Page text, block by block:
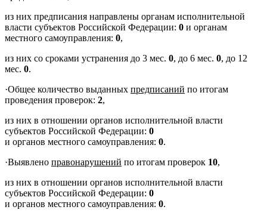
из них предписания направлены органам исполнительной
власти субъектов Российской Федерации: 0 и органам
местного самоуправления: 0,
из них со сроками устранения до 3 мес. 0, до 6 мес. 0, до 12
мес. 0.
·Общее количество выданных предписаний по итогам
проведения проверок: 2,
из них в отношении органов исполнительной власти
субъектов Российской Федерации: 0
и органов местного самоуправления: 0.
·Выявлено правонарушений по итогам проверок 10,
из них в отношении органов исполнительной власти
субъектов Российской Федерации: 0
и органов местного самоуправления: 0.